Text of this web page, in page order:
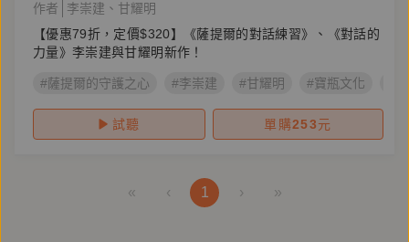
作者
李崇建
甘耀明
【優惠79折，定價$320】《薩提爾的對話練習》、《對話的
力量》李崇建與甘耀明新作！
#薩提爾的守護之心 #李崇建 #甘耀明 #寶瓶文化
試聽 單購253元
« ‹ 1 › »